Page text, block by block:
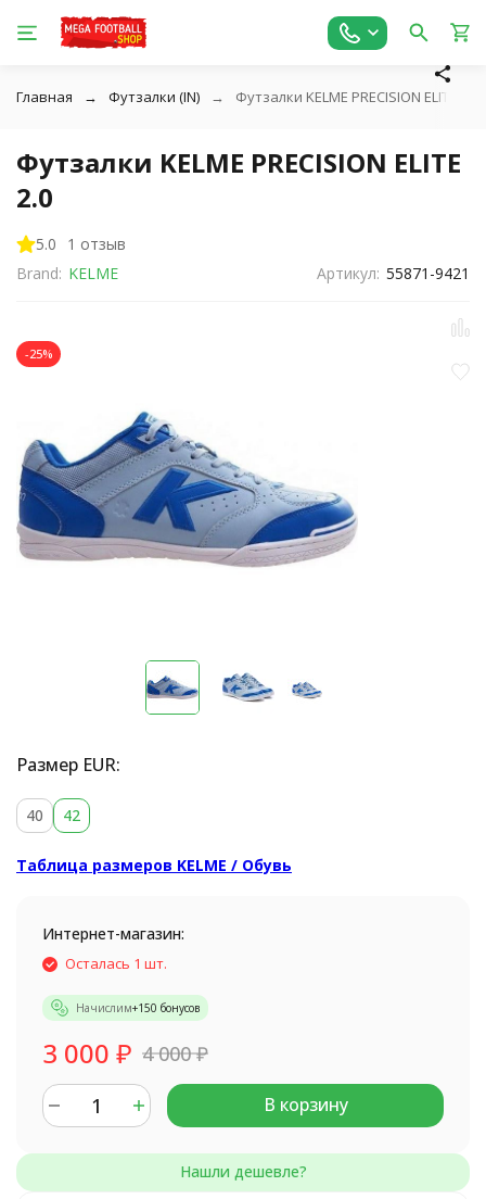
Главная Футзалки (IN) Футзалки KELME PRECISION ELITE 2.0
Футзалки KELME PRECISION ELITE
2.0
5.0
1 отзыв
Brand: KELME Артикул: 55871-9421
-25%
Размер EUR:
40 42
Таблица размеров KELME / Обувь
Интернет-магазин:
Осталась 1 шт.
Начислим+150 бонусов
3 000 ₽ 4 000₽
В корзину